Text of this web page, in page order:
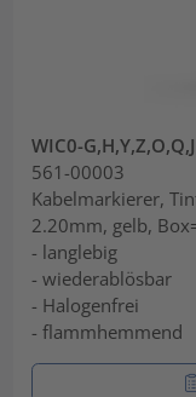
WIC0-
561-00003
Kabelmarkierer,
2.20mm, gelb,
- langlebig
- wiederablösbar
- Halogenfrei
- flammhemmend